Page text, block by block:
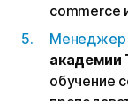
commerce
Менеджер
академии
обучение